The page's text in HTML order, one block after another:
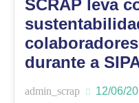
SCRAP leva
durante a
admin_scrap 12/06/